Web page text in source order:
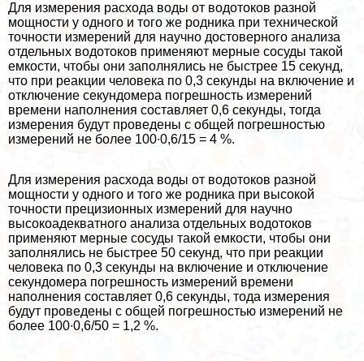
Для измерения расхода воды от водотоков разной
мощности у одного и того же родника при технической
точности измерений для научно достоверного анализа
отдельных водотоков применяют мерные сосуды такой
емкости, чтобы они заполнялись не быстрее 15 секунд,
что при реакции человека по 0,3 секунды на включение и
отключение секундомера погрешность измерений
времени наполнения составляет 0,6 секунды, тогда
измерения будут проведены с общей погрешностью
измерений не более 100∙0,6/15 = 4 %.
Для измерения расхода воды от водотоков разной
мощности у одного и того же родника при высокой
точности прецизионных измерений для научно
высокоадекватного анализа отдельных водотоков
применяют мерные сосуды такой емкости, чтобы они
заполнялись не быстрее 50 секунд, что при реакции
человека по 0,3 секунды на включение и отключение
секундомера погрешность измерений времени
наполнения составляет 0,6 секунды, тода измерения
будут проведены с общей погрешностью измерений не
более 100∙0,6/50 = 1,2 %.